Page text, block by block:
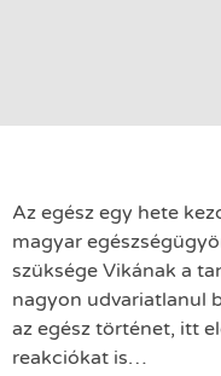
Az egész egy hete
magyar
szüksége Vikának a
nagyon udvariatlanul
az egész történet, itt
reakciókat is…